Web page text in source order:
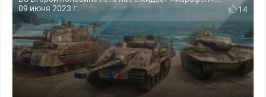
09 июня 2023 г.
14